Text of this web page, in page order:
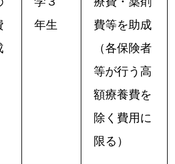
年生
費等を助成
（各保険者
等が行う高
額療養費を
除く費用に
限る）